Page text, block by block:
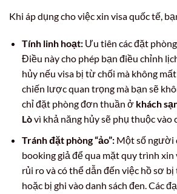
Khi áp dụng cho việc xin visa quốc tế,
Tính linh hoạt:Ưu tiên các đặt
Điều này cho phép bạn điều chỉnh
hủy nếu visa bị từ chối mà không
chiến lược quan trọng mà bạn sẽ
chỉ đặt phòng đơn thuần ở khách
Lòvì khả năng hủy sẽ phụ thuộc vào
Tránh đặt phòng “ảo”:Một số người
booking giả để qua mặt quy trình xin
rủi ro và có thể dẫn đến việc hồ sơ
hoặc bị ghi vào danh sách đen. Các